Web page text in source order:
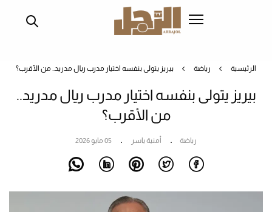
الرئيسية رياضة بيريز يتولى بنفسه اختيار مدرب ريال مدريد.. من الأقرب؟
بيريز يتولى بنفسه اختيار مدرب ريال مدريد..
من الأقرب؟
رياضة أمنية ياسر 05 مايو 2026